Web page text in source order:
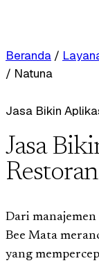
Beranda /
/ Natuna
Jasa Bikin
Jasa
Dari manajemen
Bee Mata
yang